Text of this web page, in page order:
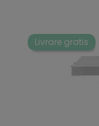
Livrare gratis